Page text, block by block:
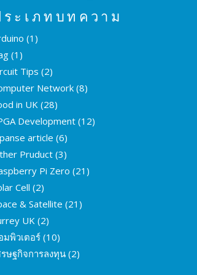
ระเภทบทความ
(1)
(1)
Tips (2)
Network(8)
in UK (28)
Development(12)
article (6)
Pruduct (3)
Pi Zero (21)
Cell (2)
& Satellite (21)
UK(2)
มพิวเตอร์(10)
รษฐกิจการลงทุน (2)